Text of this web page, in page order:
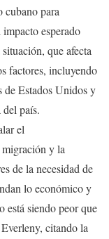
cubano para
esperado
que afecta
factores, incluyendo
de Estados Unidos y
país.
el
migración y la
de la necesidad de
lo económico y
está siendo peor que
citando la